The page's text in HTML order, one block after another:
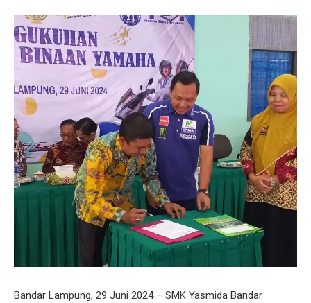
Bandar Lampung, 29 Juni 2024 – SMK Yasmida Bandar